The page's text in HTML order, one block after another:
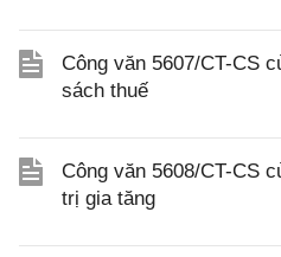
Công văn 5607/CT-CS
sách thuế
Công văn 5608/CT-CS
trị gia tăng